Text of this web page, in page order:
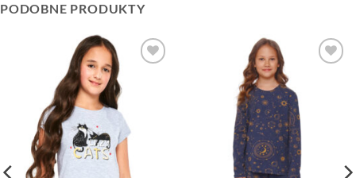
PODOBNE PRODUKTY